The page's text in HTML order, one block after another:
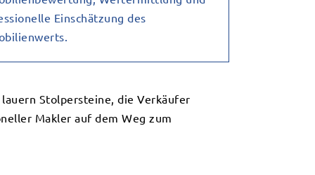
Stolpersteine, die Verkäufer
Makler auf dem Weg zum